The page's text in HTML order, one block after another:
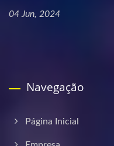
04 Jun, 2024
Navegação
Página Inicial